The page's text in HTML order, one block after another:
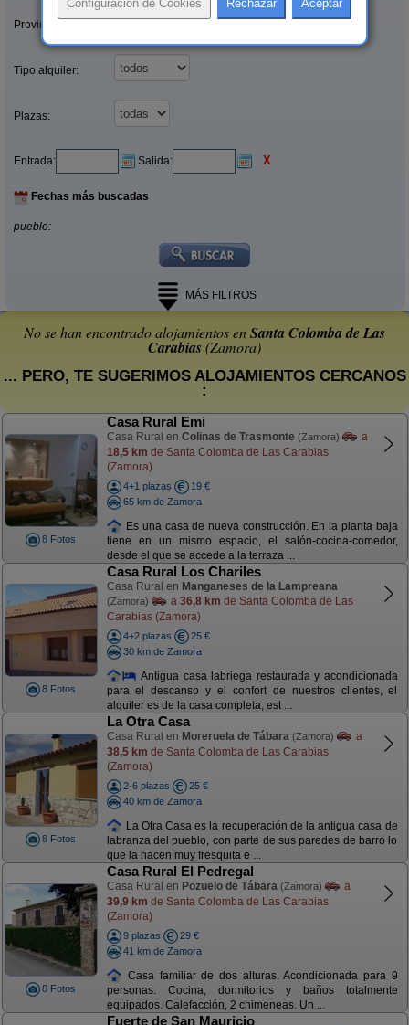
Provincias/Islas:
Tipo alquiler:
Plazas:
Entrada: Salida: X
Fechas más buscadas
pueblo:
MÁS FILTROS
No se han encontrado alojamientos enSanta Colomba de Las
Carabias(Zamora)
... PERO, TE SUGERIMOS ALOJAMIENTOS CERCANOS
:
8 Fotos
Casa Rural Emi
Casa Rural en Colinas de Trasmonte (Zamora)
a
18,5 km de Santa Colomba de Las Carabias
(Zamora)
4+1 plazas
19 €
65 km de Zamora
Es una casa de nueva construcción. En la planta baja
tiene en un mismo espacio, el salón-cocina-comedor,
desde el que se accede a la terraza ...
8 Fotos
Casa Rural Los Chariles
Casa Rural en Manganeses de la Lampreana
(Zamora) a 36,8 km de Santa Colomba de Las
Carabias (Zamora)
4+2 plazas
25 €
30 km de Zamora
Antigua casa labriega restaurada y acondicionada
para el descanso y el confort de nuestros clientes, el
alquiler es de la casa completa, est ...
8 Fotos
La Otra Casa
Casa Rural en Moreruela de Tábara (Zamora)
a
38,5 km de Santa Colomba de Las Carabias
(Zamora)
2-6 plazas
25 €
40 km de Zamora
La Otra Casa es la recuperación de la antigua casa de
labranza del pueblo, con parte de sus paredes de barro lo
que la hacen muy fresquita e ...
8 Fotos
Casa Rural El Pedregal
Casa Rural en Pozuelo de Tábara (Zamora)
a
39,9 km de Santa Colomba de Las Carabias
(Zamora)
9 plazas
29 €
41 km de Zamora
Casa familiar de dos alturas. Acondicionada para 9
personas. Cocina, dormitorios y baños totalmente
equipados. Calefacción, 2 chimeneas. Un ...
Fuerte de San Mauricio